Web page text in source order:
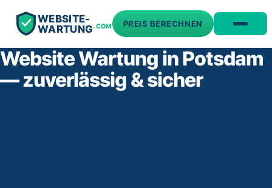
WEBSITE-
WARTUNG.COM PREIS BERECHNEN
Website Wartung in Potsdam
— zuverlässig & sicher